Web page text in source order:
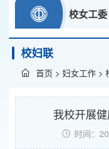
校女工委
校妇联
首页 > 妇女工作 >
我校开展
时间：